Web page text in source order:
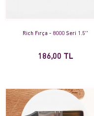
Rich Fırça - 8000 Seri 1.5''
186,00 TL